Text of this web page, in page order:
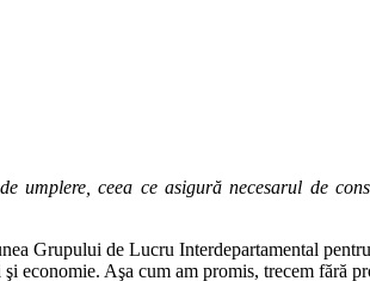
umplere, ceea ce asigură necesarul de
Grupului de Lucru Interdepartamental
economie. Aşa cum am promis, trecem fără